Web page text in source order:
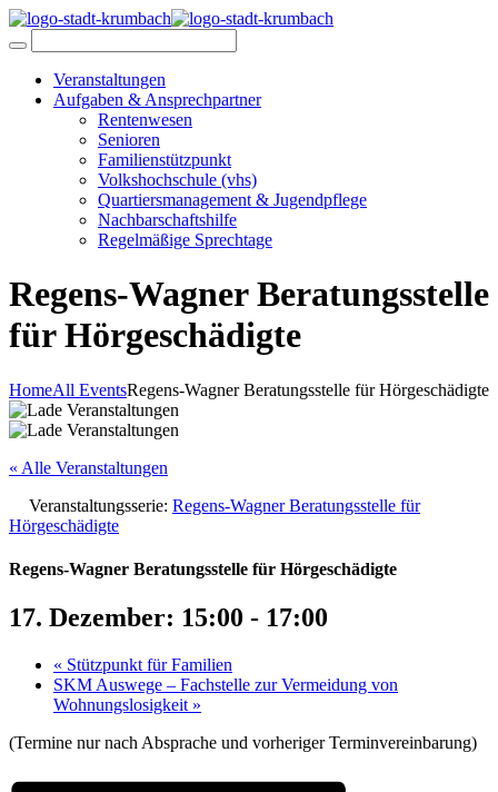
Veranstaltungen
Aufgaben & Ansprechpartner
Rentenwesen
Senioren
Familienstützpunkt
Volkshochschule (vhs)
Quartiersmanagement & Jugendpflege
Nachbarschaftshilfe
Regelmäßige Sprechtage
Regens-Wagner Beratungsstelle
für Hörgeschädigte
HomeAll EventsRegens-Wagner Beratungsstelle für Hörgeschädigte
« Alle Veranstaltungen
Veranstaltungsserie: Regens-Wagner Beratungsstelle für
Hörgeschädigte
Regens-Wagner Beratungsstelle für Hörgeschädigte
17. Dezember: 15:00 - 17:00
« Stützpunkt für Familien
SKM Auswege – Fachstelle zur Vermeidung von
Wohnungslosigkeit »
(Termine nur nach Absprache und vorheriger Terminvereinbarung)